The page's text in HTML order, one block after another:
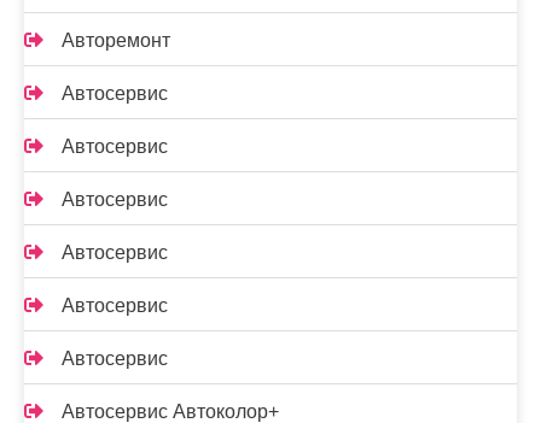
Авторемонт
Автосервис
Автосервис
Автосервис
Автосервис
Автосервис
Автосервис
Автосервис Автоколор+